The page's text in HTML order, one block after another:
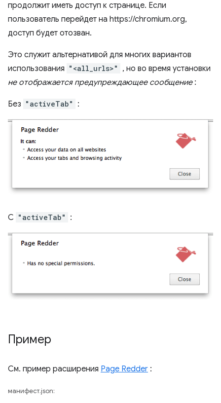
продолжит иметь доступ к странице. Если
пользователь перейдет на https://chromium.org,
доступ будет отозван.
Это служит альтернативой для многих вариантов
использования "<all_urls>"
, но во время установки
не отображается предупреждающее сообщение:
Без "activeTab" :
С "activeTab" :
Пример
См. пример расширения Page Redder :
манифест.json: